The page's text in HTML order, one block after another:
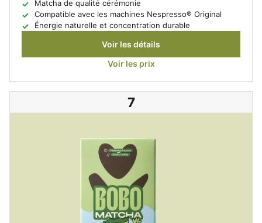
Matcha de qualité cérémonie
Compatible avec les machines Nespresso® Original
Énergie naturelle et concentration durable
Voir les détails
Voir les prix
7